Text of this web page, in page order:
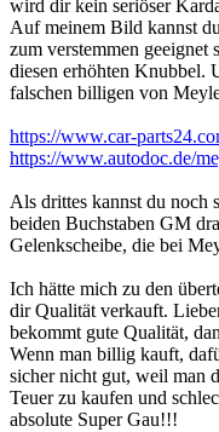
wird dir kein seriöser
Auf meinem Bild kannst
zum verstemmen
diesen erhöhten Knubbel.
falschen billigen von
https://www.car-
https://www.autodoc.de/
Als drittes kannst du noch
beiden Buchstaben GM
Gelenkscheibe, die bei
Ich hätte mich zu den
dir Qualität verkauft.
bekommt gute Qualität,
Wenn man billig kauft,
sicher nicht gut, weil man
Teuer zu kaufen und
absolute Super Gau!!!